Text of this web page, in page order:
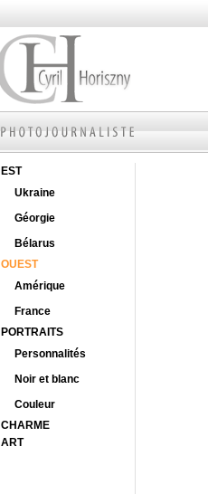
EST
Ukraine
Géorgie
Bélarus
OUEST
Amérique
France
PORTRAITS
Personnalités
Noir et blanc
Couleur
CHARME
ART